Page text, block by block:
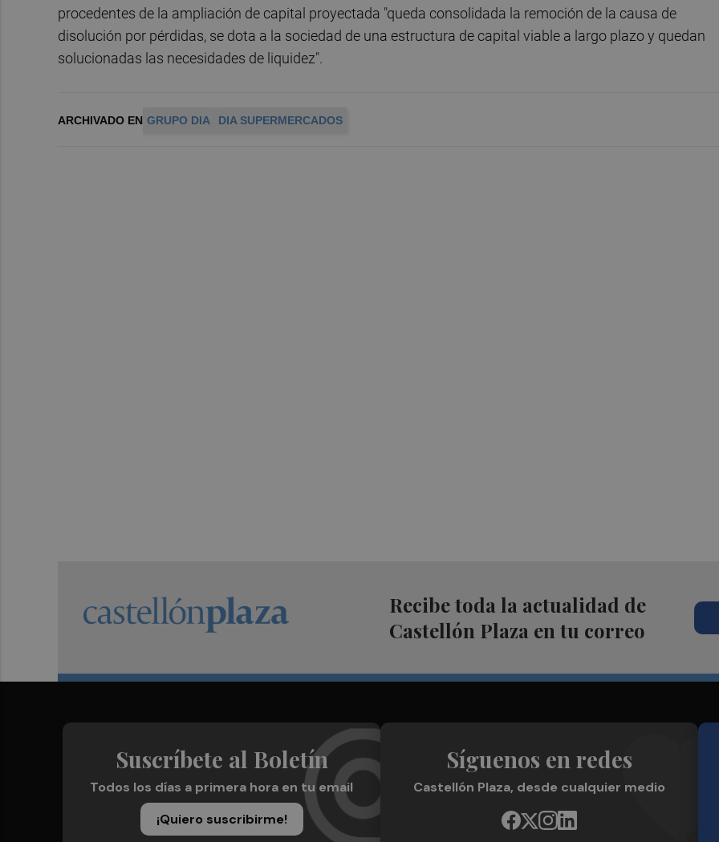
procedentes de la ampliación de capital proyectada "queda consolidada la remoción de la causa de
disolución por pérdidas, se dota a la sociedad de una estructura de capital viable a largo plazo y quedan
solucionadas las necesidades de liquidez".
ARCHIVADO EN GRUPO DIA DIA SUPERMERCADOS
Recibe toda la actualidad de
Castellón Plaza en tu correo
Suscríbete al Boletín
Todos los días a primera hora en tu email
¡Quiero suscribirme!
Síguenos en redes
Castellón Plaza, desde cualquier medio